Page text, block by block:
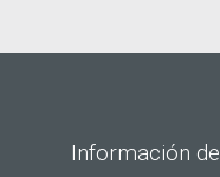
Información